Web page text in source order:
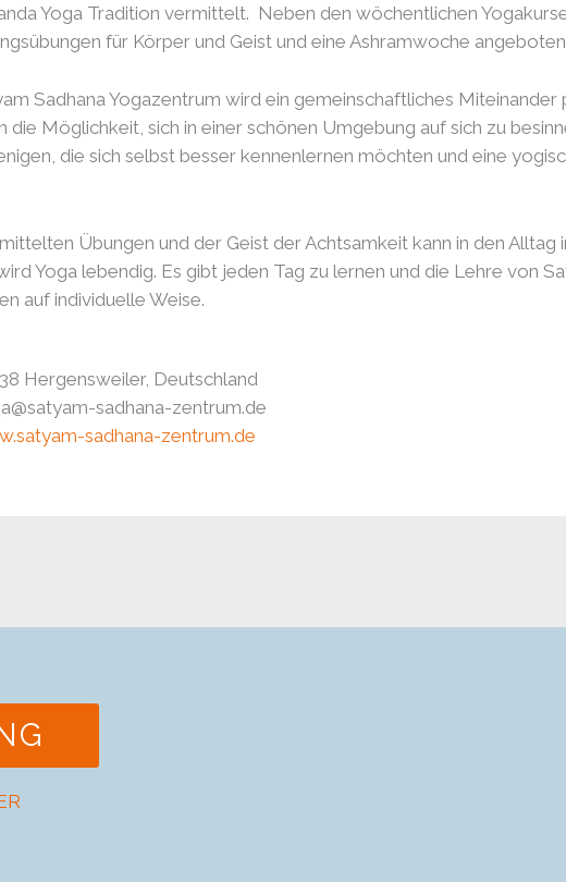
Yoga Tradition vermittelt. Neben den wöchentlichen
für Körper und Geist und eine Ashramwoche
Sadhana Yogazentrum wird ein gemeinschaftliches
die Möglichkeit, sich in einer schönen Umgebung auf sich zu
die sich selbst besser kennenlernen möchten und eine
Übungen und der Geist der Achtsamkeit kann in den Alltag
Yoga lebendig. Es gibt jeden Tag zu lernen und die Lehre von
auf individuelle Weise.
Hergensweiler, Deutschland​
sadhana-zentrum.de​
sadhana-zentrum.de